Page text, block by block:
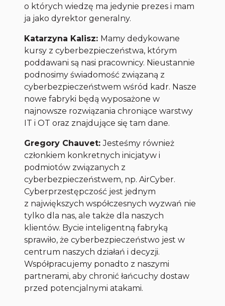
o których wiedzę ma jedynie prezes i mam
ja jako dyrektor generalny.
Katarzyna Kalisz: Mamy dedykowane
kursy z cyberbezpieczeństwa, którym
poddawani są nasi pracownicy. Nieustannie
podnosimy świadomość związaną z
cyberbezpieczeństwem wśród kadr. Nasze
nowe fabryki będą wyposażone w
najnowsze rozwiązania chroniące warstwy
IT i OT oraz znajdujące się tam dane.
Gregory Chauvet:Jesteśmy również
członkiem konkretnych inicjatyw i
podmiotów związanych z
cyberbezpieczeństwem, np. AirCyber.
Cyberprzestępczość jest jednym
z największych współczesnych wyzwań nie
tylko dla nas, ale także dla naszych
klientów. Bycie inteligentną fabryką
sprawiło, że cyberbezpieczeństwo jest w
centrum naszych działań i decyzji.
Współpracujemy ponadto z naszymi
partnerami, aby chronić łańcuchy dostaw
przed potencjalnymi atakami.